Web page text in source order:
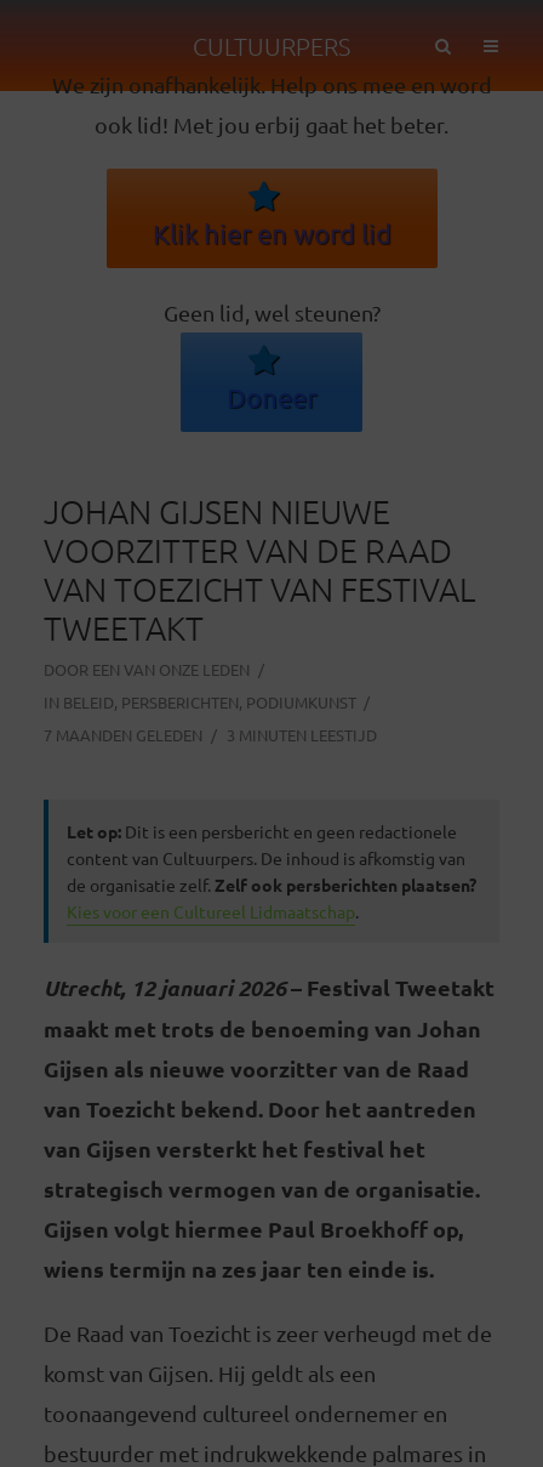
CULTUURPERS
We zijn onafhankelijk. Help ons mee en word
ook lid! Met jou erbij gaat het beter.
Klik hier en word lid
Geen lid, wel steunen?
Doneer
JOHAN GIJSEN NIEUWE
VOORZITTER VAN DE RAAD
VAN TOEZICHT VAN FESTIVAL
TWEETAKT
DOOR EEN VAN ONZE LEDEN
IN BELEID, PERSBERICHTEN, PODIUMKUNST
7 MAANDEN GELEDEN
3 MINUTEN LEESTIJD
Let op:Dit is een persbericht en geen redactionele
content van Cultuurpers. De inhoud is afkomstig van
de organisatie zelf. Zelf ook persberichten plaatsen?
Kies voor een Cultureel Lidmaatschap.
Utrecht, 12 januari 2026– Festival Tweetakt
maakt met trots de benoeming van Johan
Gijsen als nieuwe voorzitter van de Raad
van Toezicht bekend. Door het aantreden
van Gijsen versterkt het festival het
strategisch vermogen van de organisatie.
Gijsen volgt hiermee Paul Broekhoff op,
wiens termijn na zes jaar ten einde is.
De Raad van Toezicht is zeer verheugd met de
komst van Gijsen. Hij geldt als een
toonaangevend cultureel ondernemer en
bestuurder met indrukwekkende palmares in